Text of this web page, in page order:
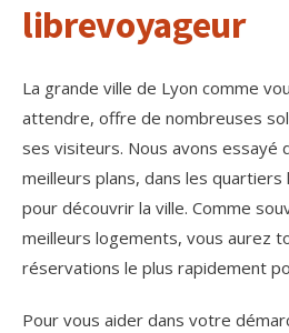
librevoyageur
La grande ville de Lyon comme
attendre, offre de nombreuses
ses visiteurs. Nous avons essayé
meilleurs plans, dans les
pour découvrir la ville. Comme
meilleurs logements, vous aurez
réservations le plus rapidement
Pour vous aider dans votre